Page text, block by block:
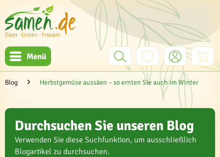
Menü
Blog Herbstgemüse aussäen – so ernten Sie auch im Winter
Durchsuchen Sie unseren Blog
Verwenden Sie diese Suchfunktion, um ausschließlich
Blogartikel zu durchsuchen.